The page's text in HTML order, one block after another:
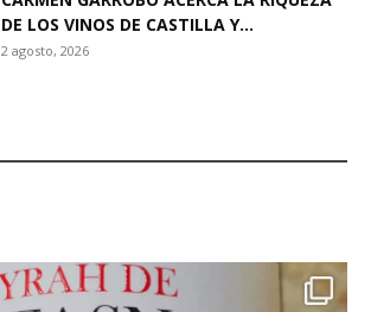
DE LOS VINOS DE CASTILLA Y...
2 agosto, 2026